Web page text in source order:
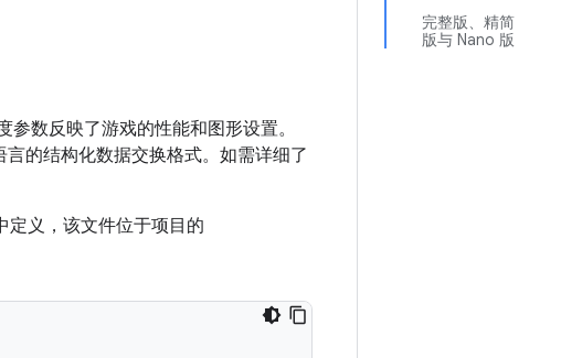
完整版、精简
版与 Nano 版
数反映了游戏的性能和图形设置。
的结构化数据交换格式。如需详细了
定义，该文件位于项目的